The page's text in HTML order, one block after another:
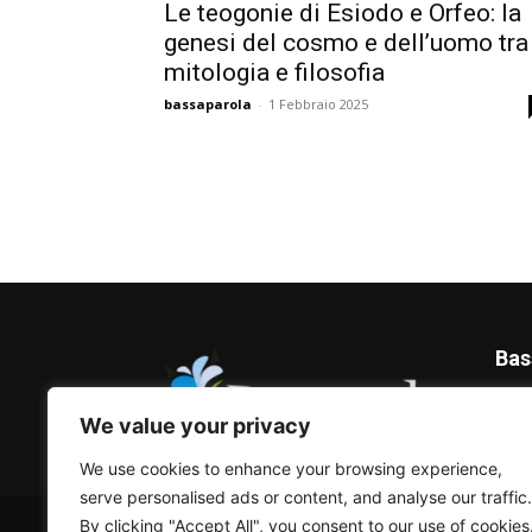
We value your privacy
We use cookies to enhance your browsing experience,
serve personalised ads or content, and analyse our traffic.
By clicking "Accept All", you consent to our use of cookies.
Le teogonie di Esiodo e Orfeo: la
genesi del cosmo e dell’uomo tra
mitologia e filosofia
bassaparola - 1 Febbraio 2025
© Bassaparola.it 2015-2025